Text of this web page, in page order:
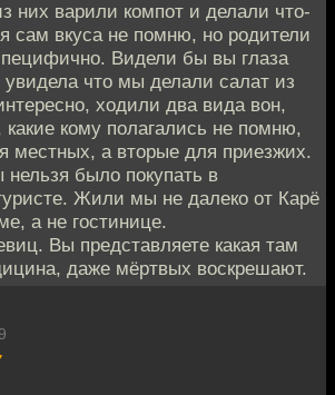
них варили компот и делали что-
сам вкуса не помню, но родители
Видели бы вы глаза
увидела что мы делали салат из
ходили два вида вон,
кому полагались не помню,
местных, а вторые для приезжих.
было покупать в
Жили мы не далеко от Карё
а не гостинице.
Вы представляете какая там
даже мёртвых воскрешают.